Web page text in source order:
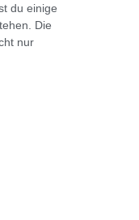
du einige
Die
nur